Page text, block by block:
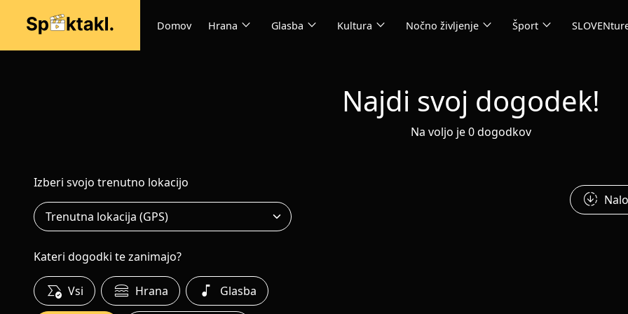
Domov Hrana expand_more Glasba expand_more Kultura expand_more Nočno življenje expand_more Šport expand_more
Najdi svoj dogodek!
Na voljo je 0 dogodkov
Izberi svojo trenutno lokacijo
Kateri dogodki te zanimajo?
all_match Vsi lunch_dining Hrana music_note Glasba
downloading